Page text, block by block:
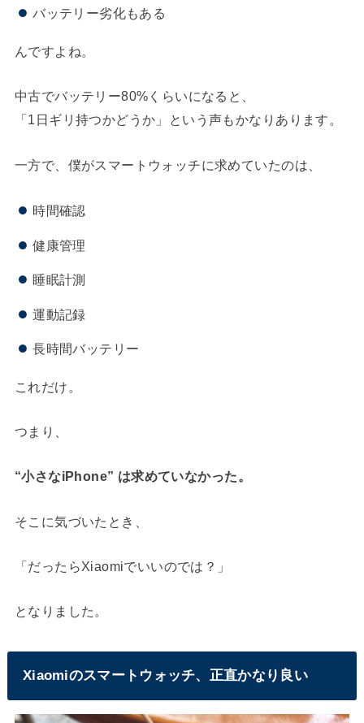
バッテリー劣化もある
んですよね。
中古でバッテリー80%くらいになると、
「1日ギリ持つかどうか」という声もかなりあります。
一方で、僕がスマートウォッチに求めていたのは、
時間確認
健康管理
睡眠計測
運動記録
長時間バッテリー
これだけ。
つまり、
“小さなiPhone” は求めていなかった。
そこに気づいたとき、
「だったらXiaomiでいいのでは？」
となりました。
Xiaomiのスマートウォッチ、正直かなり良い